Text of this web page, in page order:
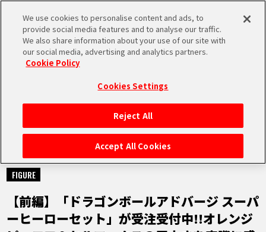
MEN
HOME
NEWS
RANKING
NEWS
2023.01.30
FIGURE
【前編】「ドラゴンボールアドバージ スーパ
ーヒーローセット」が受注受付中!!オレンジ
We use cookies to personalise content and ads, to
provide social media features and to analyse our traffic.
We also share information about your use of our site with
our social media, advertising and analytics partners.
Cookie Policy
Cookies Settings
Reject All
Accept All Cookies